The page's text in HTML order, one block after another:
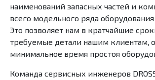
наименований запасных частей и
всего модельного ряда оборудования
Это позволяет нам в кратчайшие
требуемые детали нашим клиентам,
минимальное время простоя
Команда сервисных инженеров